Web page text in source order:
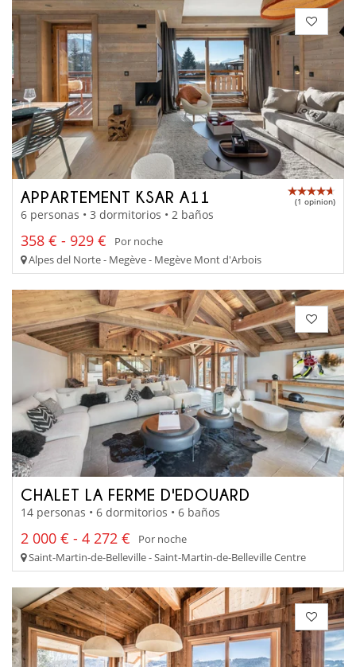
APPARTEMENT KSAR A11 (1 opinion)
6 personas • 3 dormitorios • 2 baños
358 € - 929 €
Por noche
Alpes del Norte - Megève - Megève Mont d'Arbois
CHALET LA FERME D'EDOUARD
14 personas • 6 dormitorios • 6 baños
2 000 € - 4 272 €
Por noche
Saint-Martin-de-Belleville - Saint-Martin-de-Belleville Centre